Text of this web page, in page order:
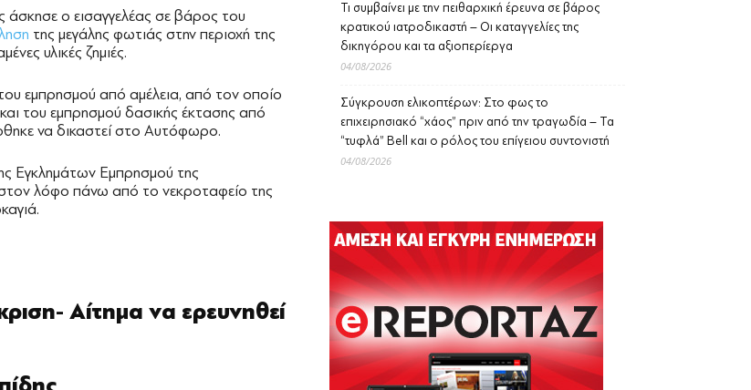
άσκησε ο εισαγγελέας σε βάρος του
της μεγάλης φωτιάς στην περιοχή της
υλικές ζημιές.
εμπρησμού από αμέλεια, από τον οποίο
του εμπρησμού δασικής έκτασης από
να δικαστεί στο Αυτόφωρο.
Εγκλημάτων Εμπρησμού της
στον λόφο πάνω από το νεκροταφείο της
Αίτημα να ερευνηθεί
Τι συμβαίνει με την πειθαρχική έρευνα σε βάρος
κρατικού ιατροδικαστή – Οι καταγγελίες της
δικηγόρου και τα αξιοπερίεργα
04/08/2026
Σύγκρουση ελικοπτέρων: Στο φως το
επιχειρησιακό “χάος” πριν από την τραγωδία – Τα
“τυφλά” Bell και ο ρόλος του επίγειου συντονιστή
04/08/2026